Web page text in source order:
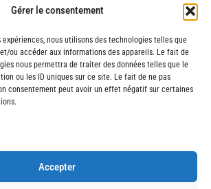
Gérer le consentement
nous utilisons des technologies telles que
ou accéder aux informations des appareils. Le fait de
nous permettra de traiter des données telles que le
ou les ID uniques sur ce site. Le fait de ne pas
consentement peut avoir un effet négatif sur certaines
Accepter
00 36
LifeRacer - Zürich Unterstrass
06 40
LifeRacer - Zürich Wiedikon
48 87
© 2026 Tous droits réservés